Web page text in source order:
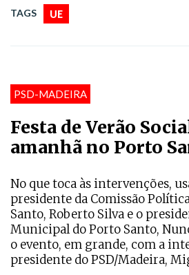
TAGS UE
PSD-MADEIRA
Festa de Verão
amanhã no Porto
No que toca às intervenções,
presidente da Comissão
Santo, Roberto Silva e o
Municipal do Porto Santo,
o evento, em grande, com a
presidente do PSD/Madeira,